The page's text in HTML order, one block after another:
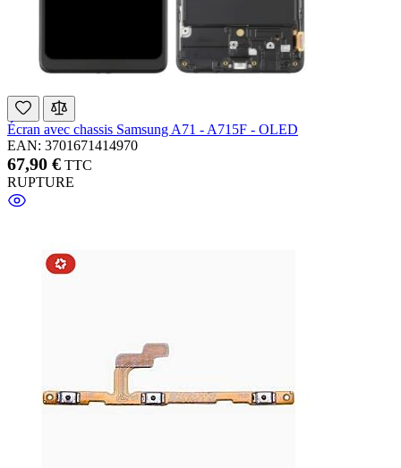
Écran avec chassis Samsung A71 - A715F - OLED
EAN: 3701671414970
67,90 € TTC
RUPTURE